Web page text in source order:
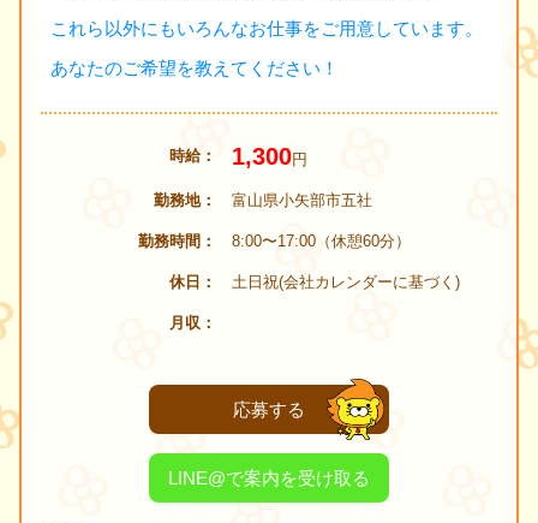
これら以外にもいろんなお仕事をご用意しています。
あなたのご希望を教えてください！
時給 1,300円
勤務地 富山県小矢部市五社
勤務時間 8:00〜17:00（休憩60分）
休日 土日祝(会社カレンダーに基づく)
月収
応募する
LINE@で案内を受け取る